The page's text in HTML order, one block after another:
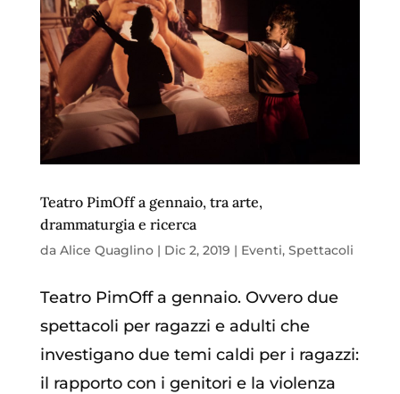
Teatro PimOff a gennaio, tra arte,
drammaturgia e ricerca
da Alice Quaglino| Dic 2, 2019 | Eventi, Spettacoli
Teatro PimOff a gennaio. Ovvero due
spettacoli per ragazzi e adulti che
investigano due temi caldi per i ragazzi:
il rapporto con i genitori e la violenza